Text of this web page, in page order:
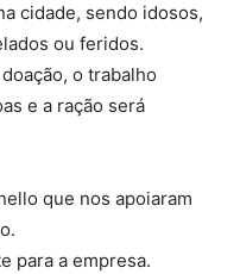
cidade, sendo idosos,
ou feridos.
o trabalho
e a ração será
que nos apoiaram
para a empresa.